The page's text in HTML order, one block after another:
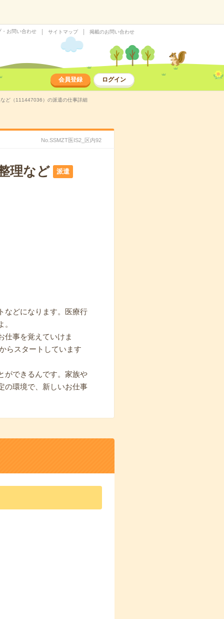
・お問い合わせ サイトマップ 掲載のお問い合わせ
会員登録 ログイン
ど（111447036）の派遣の仕事詳細
No.SSMZT医IS2_区内92
理など 派遣
などになります。医療行
仕事を覚えていけま
らスタートしています
ができるんです。家族や
の環境で、新しいお仕事